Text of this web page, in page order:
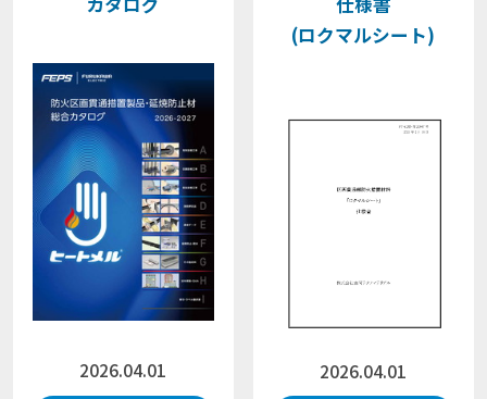
2026.04.01
(ロクマルシート)
2026.04.01